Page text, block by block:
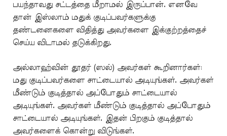
பயந்தாவது சட்டத்தை மீறாமல் இருப்பான். எனவே
தான் இஸ்லாம் மதுக் குடிப்பவர்களுக்கு
தண்டனைகளை விதித்து அவர்களை இக்குற்றத்தைச்
செய்ய விடாமல் தடுக்கிறது.
அல்லாஹ்வின் தூதர் (ஸல்) அவர்கள் கூறினார்கள்:
மது குடிப்பவர்களை சாட்டையால் அடியுங்கள். அவர்கள்
மீண்டும் குடித்தால் அப்போதும் சாட்டையால்
அடியுங்கள். அவர்கள் மீண்டும் குடித்தால் அப்போதும்
சாட்டையால் அடியுங்கள். இதன் பிறகும் குடித்தால்
அவர்களைக் கொன்று விடுங்கள்.